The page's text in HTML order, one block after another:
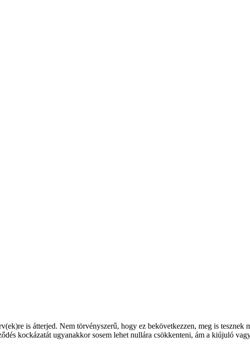
is átterjed. Nem törvényszerű, hogy ez bekövetkezzen, meg is tesznek
kockázatát ugyanakkor sosem lehet nullára csökkenteni, ám a kiújuló